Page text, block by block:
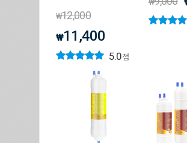
₩12,000
₩11,400
5.0점
₩